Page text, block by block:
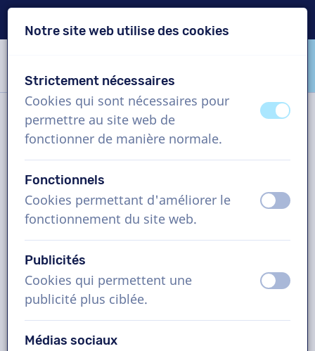
VoiceProductions
Contact
VoiceProductions
Gaston Crommenlaan 8
9050 Gent
support@voiceproductions.com
1 (855) 999-9119
Notre site web utilise des cookies
Strictement nécessaires
Cookies qui sont nécessaires pour
permettre au site web de
fonctionner de manière normale.
éteint
Fonctionnels
Cookies permettant d'améliorer le
fonctionnement du site web.
éteint
Publicités
Cookies qui permettent une
publicité plus ciblée.
éteint
Médias sociaux